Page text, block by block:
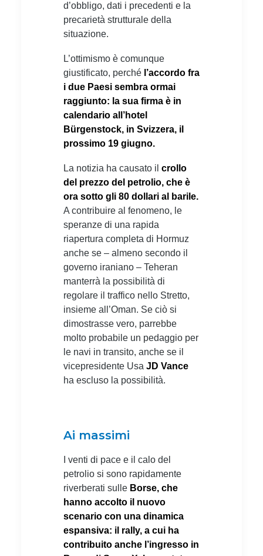
d’obbligo, dati i precedenti e la
precarietà strutturale della
situazione.
L’ottimismo è comunque
giustificato, perché l’accordo fra
i due Paesi sembra ormai
raggiunto: la sua firma è in
calendario all’hotel
Bürgenstock, in Svizzera, il
prossimo 19 giugno.
La notizia ha causato il crollo
del prezzo del petrolio, che è
ora sotto gli 80 dollari al barile.
A contribuire al fenomeno, le
speranze di una rapida
riapertura completa di Hormuz
anche se – almeno secondo il
governo iraniano – Teheran
manterrà la possibilità di
regolare il traffico nello Stretto,
insieme all’Oman. Se ciò si
dimostrasse vero, parrebbe
molto probabile un pedaggio per
le navi in transito, anche se il
vicepresidente Usa JD Vance
ha escluso la possibilità.
Ai massimi
I venti di pace e il calo del
petrolio si sono rapidamente
riverberati sulle Borse, che
hanno accolto il nuovo
scenario con una dinamica
espansiva: il rally, a cui ha
contribuito anche l’ingresso in